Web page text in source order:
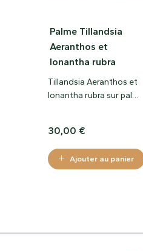
Ajouter au panier
Palme Tillandsia
Aeranthos et
Ionantha rubra
Tillandsia Aeranthos et
Ionantha rubra sur palme
30,00 €